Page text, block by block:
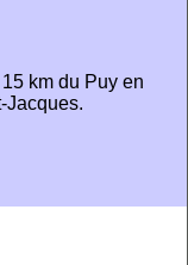
km du Puy en
Jacques.